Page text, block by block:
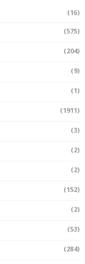
(16)
(575)
(204)
(9)
(1)
(1911)
(3)
(2)
(2)
(152)
(2)
(53)
(284)